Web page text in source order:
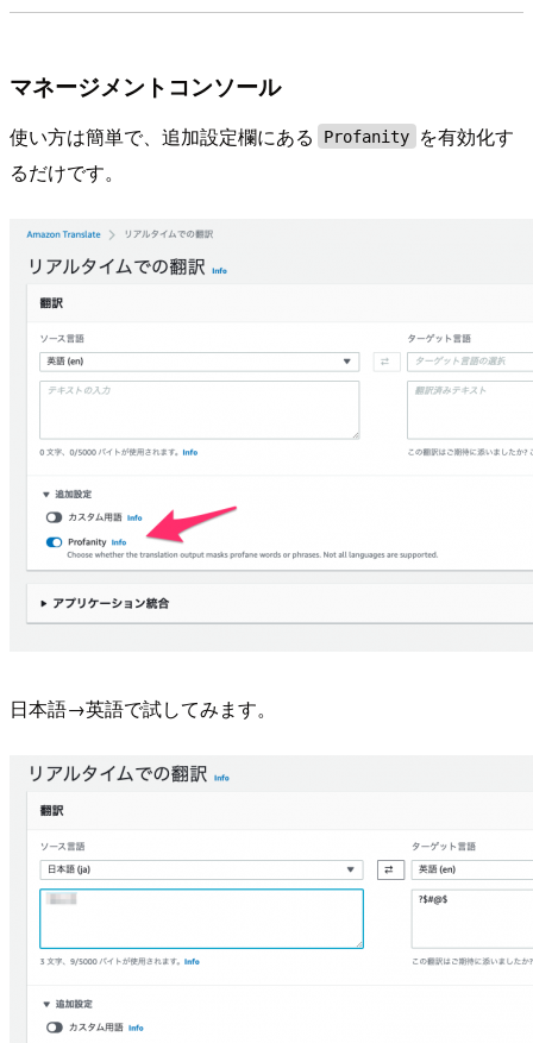
マネージメントコンソール
使い方は簡単で、追加設定欄にある Profanity
を有効化す
るだけです。
日本語→英語で試してみます。